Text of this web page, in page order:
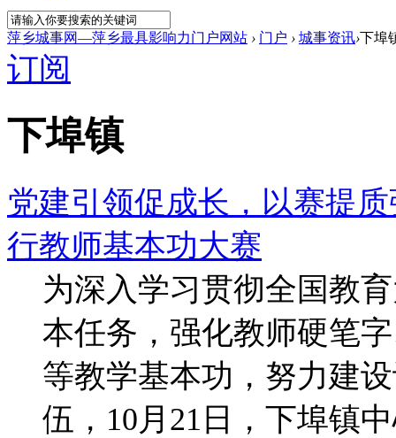
萍乡城事网—萍乡最具影响力门户网站 › 门户 › 城事资讯›下埠
订阅
下埠镇
党建引领促成长，以赛提
行教师基本功大赛
为深入学习贯彻全国教
本任务，强化教师硬笔
等教学基本功，努力建
伍，10月21日，下埠镇